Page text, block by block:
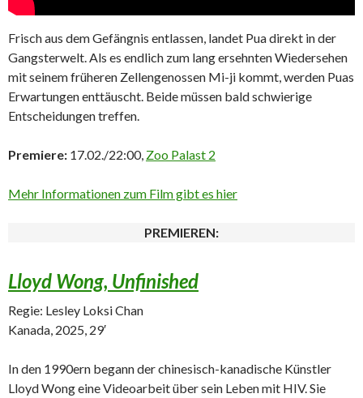
Frisch aus dem Gefängnis entlassen, landet Pua direkt in der
Gangsterwelt. Als es endlich zum lang ersehnten Wiedersehen
mit seinem früheren Zellengenossen Mi-ji kommt, werden Puas
Erwartungen enttäuscht. Beide müssen bald schwierige
Entscheidungen treffen.
Premiere: 17.02./22:00, Zoo Palast 2
Mehr Informationen zum Film gibt es hier
PREMIEREN:
Lloyd Wong, Unfinished
Regie: Lesley Loksi Chan
Kanada, 2025, 29′
In den 1990ern begann der chinesisch-kanadische Künstler
Lloyd Wong eine Videoarbeit über sein Leben mit HIV. Sie